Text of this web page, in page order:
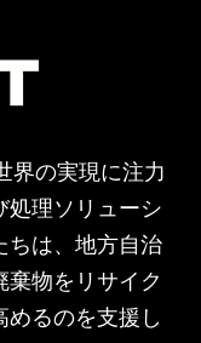
界の実現に注力
処理ソリューシ
ちは、地方自治
物をリサイク
めるのを支援し